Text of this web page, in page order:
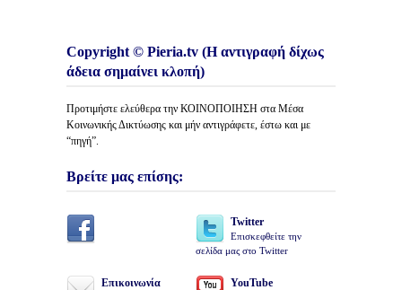
Copyright © Pieria.tv (Η αντιγραφή δίχως
άδεια σημαίνει κλοπή)
Προτιμήστε ελεύθερα την ΚΟΙΝΟΠΟΙΗΣΗ στα Μέσα
Κοινωνικής Δικτύωσης και μήν αντιγράφετε, έστω και με
“πηγή”.
Βρείτε μας επίσης:
Twitter
Επισκεφθείτε την
σελίδα μας στο Twitter
Επικοινωνία YouTube